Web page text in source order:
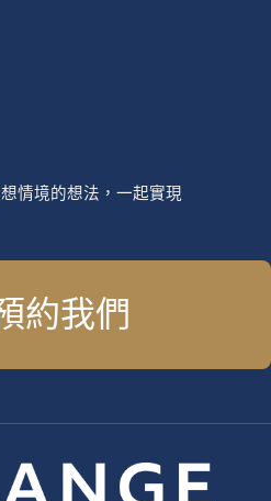
情境的想法，一起實現
約我們